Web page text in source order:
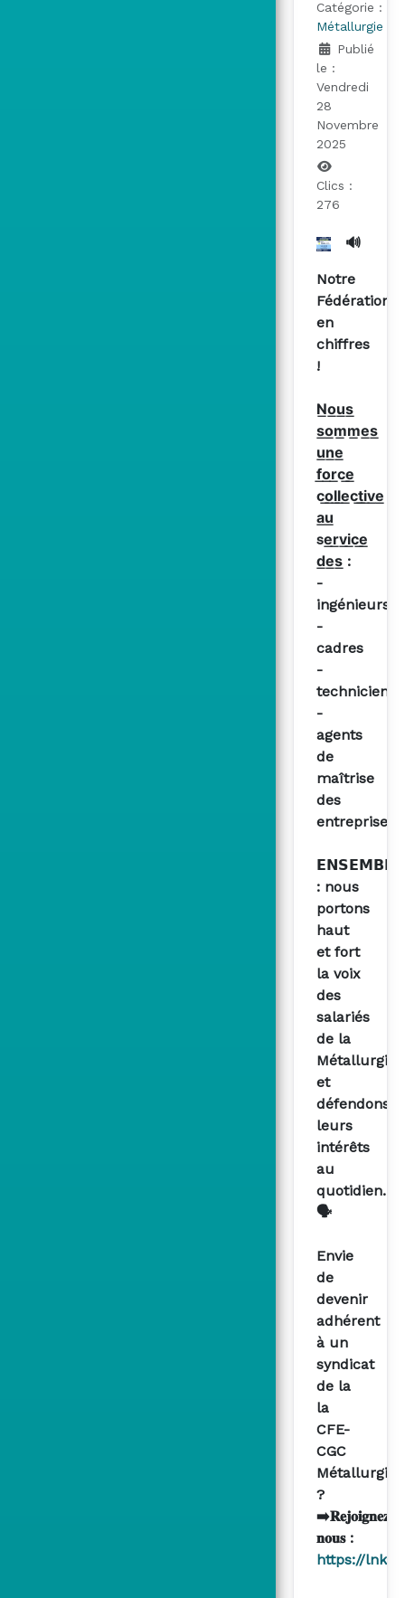
Catégorie :
Métallurgie
Publié
le :
Vendredi
28
Novembre
2025
Clics :
276
🔊
Notre
Fédération
en
chiffres
!
N͟o͟u͟s͟
s͟o͟m͟m͟e͟s͟
u͟n͟e͟
f͟o͟r͟c͟e͟
c͟o͟l͟l͟e͟c͟t͟i͟v͟e͟
a͟u͟
se͟r͟v͟i͟c͟e͟
d͟e͟s͟ :
-
ingénieurs
-
cadres
-
techniciens
-
agents
de
maîtrise
des
entreprises
𝗘𝗡𝗦𝗘𝗠𝗕𝗟𝗘
: nous
portons
haut
et fort
la voix
des
salariés
de la
Métallurgie
et
défendons
leurs
intérêts
au
quotidien.
🗣
Envie
de
devenir
adhérent
à un
syndicat
de la
la
CFE-
CGC
Métallurgie
?
➡️𝐑𝐞𝐣𝐨𝐢𝐠𝐧𝐞𝐳-
𝐧𝐨𝐮𝐬 :
https://